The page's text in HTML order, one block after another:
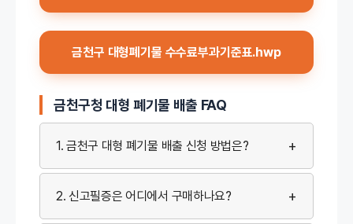
금천구 대형폐기물 수수료부과기준표.hwp
금천구청 대형 폐기물 배출 FAQ
1. 금천구 대형 폐기물 배출 신청 방법은? +
2. 신고필증은 어디에서 구매하나요? +